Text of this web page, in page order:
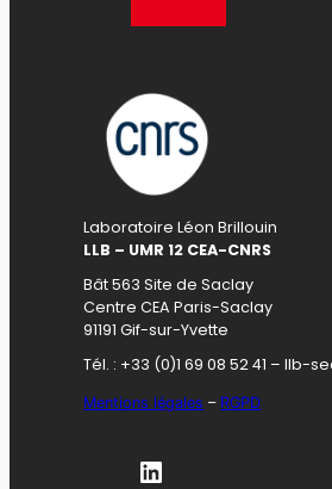
Laboratoire Léon Brillouin
LLB – UMR 12 CEA-CNRS
Bât 563 Site de Saclay
Centre CEA Paris-Saclay
91191 Gif-sur-Yvette
Tél. : +33 (0)1 69 08 52 41 – llb-
Mentions légales – RGPD
LinkedIn